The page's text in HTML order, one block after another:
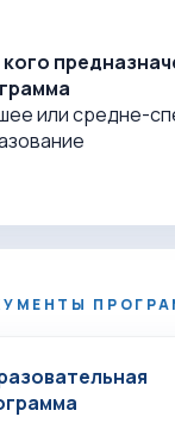
или средне-